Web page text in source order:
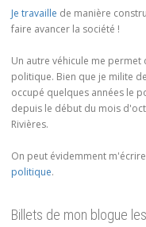
Je travaille de manière
faire avancer la société !
Un autre véhicule me
politique. Bien que je milite
occupé quelques années le
depuis le début du mois
Rivières.
On peut évidemment m'écrire
politique.
Billets de mon blogue